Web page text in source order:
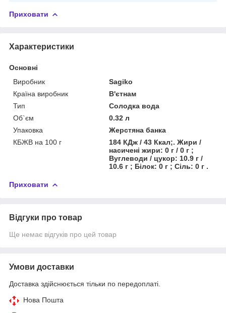
Приховати
Характеристики
Основні
Виробник
Sagiko
Країна виробник
В'єтнам
Тип
Солодка вода
Об`єм
0.32 л
Упаковка
Жерстяна банка
КБЖВ на 100 г
184 КДж / 43 Ккал;. Жири /
насичені жири: 0 г / 0 г ;
Вуглеводи / цукор: 10.9 г /
10.6 г ; Білок: 0 г ; Сіль: 0 г .
Приховати
Відгуки про товар
Ще немає відгуків про цей товар
Умови доставки
Доставка здійснюється тільки по передоплаті.
Нова Пошта